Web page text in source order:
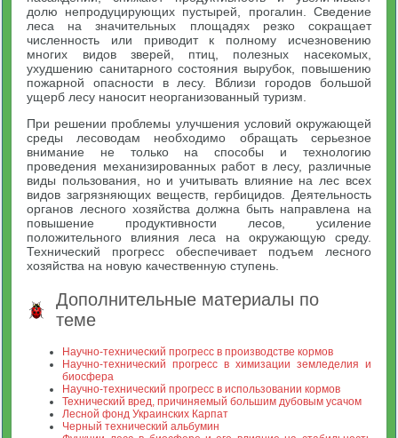
долю непродуцирующих пустырей, прогалин. Сведение
леса на значительных площадях резко сокращает
численность или приводит к полному исчезновению
многих видов зверей, птиц, полезных насекомых,
ухудшению санитарного состояния вырубок, повышению
пожарной опасности в лесу. Вблизи городов большой
ущерб лесу наносит неорганизованный туризм.
При решении проблемы улучшения условий окружающей
среды лесоводам необходимо обращать серьезное
внимание не только на способы и технологию
проведения механизированных работ в лесу, различные
виды пользования, но и учитывать влияние на лес всех
видов загрязняющих веществ, гербицидов. Деятельность
органов лесного хозяйства должна быть направлена на
повышение продуктивности лесов, усиление
положительного влияния леса на окружающую среду.
Технический прогресс обеспечивает подъем лесного
хозяйства на новую качественную ступень.
Дополнительные материалы по
теме
Научно-технический прогресс в производстве кормов
Научно-технический прогресс в химизации земледелия и
биосфера
Научно-технический прогресс в использовании кормов
Технический вред, причиняемый большим дубовым усачом
Лесной фонд Украинских Карпат
Черный технический альбумин